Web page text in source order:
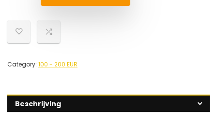
Category: 100 - 200 EUR
Beschrijving